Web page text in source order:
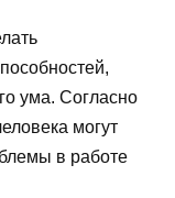
ума. Согласно
могут
в работе